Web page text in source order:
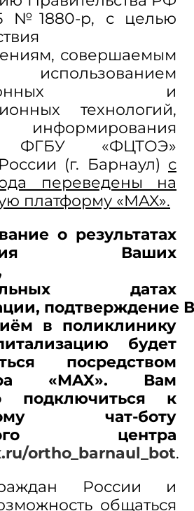
№1880-р, с целью
совершаемым
и
технологий,
ФГБУ «ФЦТОЭ»
(г. Барнаул) с
переведены на
платформу «MAX».
о результатах
Ваших
датах
подтверждение
в поликлинику
будет
посредством
«MAX». Вам
подключиться к
чат-боту
центра
ortho_barnaul_bot.
России и
общаться